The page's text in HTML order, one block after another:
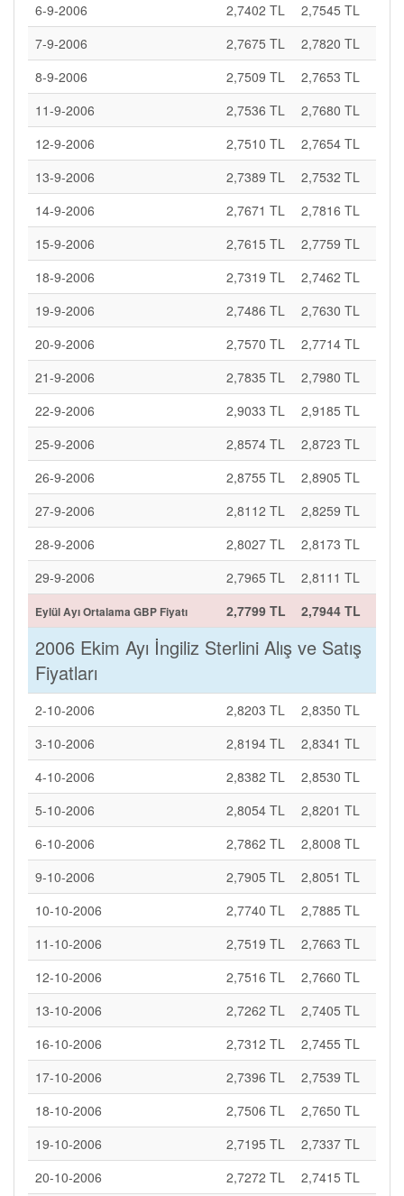
6-9-2006
2,7402 TL
2,7545 TL
7-9-2006
2,7675 TL
2,7820 TL
8-9-2006
2,7509 TL
2,7653 TL
11-9-2006
2,7536 TL
2,7680 TL
12-9-2006
2,7510 TL
2,7654 TL
13-9-2006
2,7389 TL
2,7532 TL
14-9-2006
2,7671 TL
2,7816 TL
15-9-2006
2,7615 TL
2,7759 TL
18-9-2006
2,7319 TL
2,7462 TL
19-9-2006
2,7486 TL
2,7630 TL
20-9-2006
2,7570 TL
2,7714 TL
21-9-2006
2,7835 TL
2,7980 TL
22-9-2006
2,9033 TL
2,9185 TL
25-9-2006
2,8574 TL
2,8723 TL
26-9-2006
2,8755 TL
2,8905 TL
27-9-2006
2,8112 TL
2,8259 TL
28-9-2006
2,8027 TL
2,8173 TL
29-9-2006
2,7965 TL 2,8111 TL
Eylül Ayı Ortalama GBP Fiyatı 2,7799 TL 2,7944 TL
2006 Ekim Ayı İngiliz Sterlini Alış ve Satış
Fiyatları
2-10-2006 2,8203 TL
2,8350 TL
3-10-2006
2,8194 TL
2,8341 TL
4-10-2006
2,8382 TL
2,8530 TL
5-10-2006
2,8054 TL
2,8201 TL
6-10-2006
2,7862 TL
2,8008 TL
9-10-2006
2,7905 TL
2,8051 TL
10-10-2006
2,7740 TL
2,7885 TL
11-10-2006
2,7519 TL
2,7663 TL
12-10-2006
2,7516 TL
2,7660 TL
13-10-2006
2,7262 TL
2,7405 TL
16-10-2006
2,7312 TL
2,7455 TL
17-10-2006
2,7396 TL
2,7539 TL
18-10-2006
2,7506 TL
2,7650 TL
19-10-2006
2,7195 TL
2,7337 TL
20-10-2006
2,7272 TL 2,7415 TL